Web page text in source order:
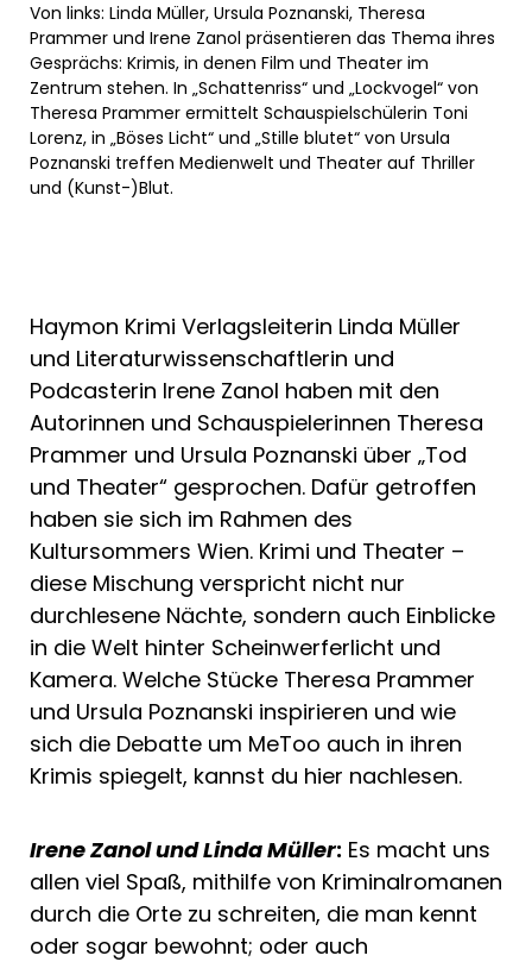
Von links: Linda Müller, Ursula Poznanski, Theresa
Prammer und Irene Zanol präsentieren das Thema ihres
Gesprächs: Krimis, in denen Film und Theater im
Zentrum stehen. In „Schattenriss“ und „Lockvogel“ von
Theresa Prammer ermittelt Schauspielschülerin Toni
Lorenz, in „Böses Licht“ und „Stille blutet“ von Ursula
Poznanski treffen Medienwelt und Theater auf Thriller
und (Kunst-)Blut.
Haymon Krimi Verlagsleiterin Linda Müller
und Literaturwissenschaftlerin und
Podcasterin Irene Zanol haben mit den
Autorinnen und Schauspielerinnen Theresa
Prammer und Ursula Poznanski über „Tod
und Theater“ gesprochen. Dafür getroffen
haben sie sich im Rahmen des
Kultursommers Wien. Krimi und Theater –
diese Mischung verspricht nicht nur
durchlesene Nächte, sondern auch Einblicke
in die Welt hinter Scheinwerferlicht und
Kamera. Welche Stücke Theresa Prammer
und Ursula Poznanski inspirieren und wie
sich die Debatte um MeToo auch in ihren
Krimis spiegelt, kannst du hier nachlesen.
Irene Zanol und Linda Müller: Es macht uns
allen viel Spaß, mithilfe von Kriminalromanen
durch die Orte zu schreiten, die man kennt
oder sogar bewohnt; oder auch